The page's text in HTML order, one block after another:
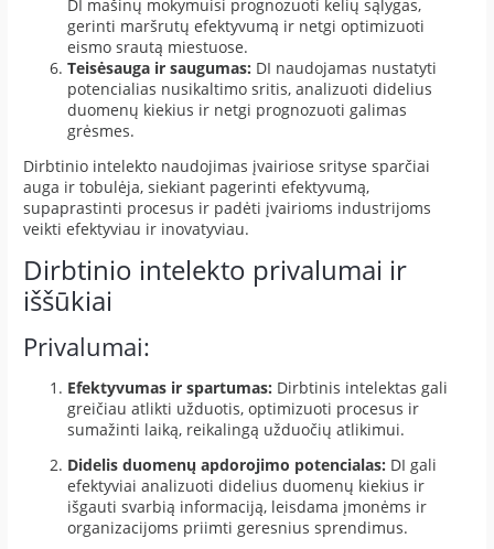
DI mašinų mokymuisi prognozuoti kelių sąlygas,
gerinti maršrutų efektyvumą ir netgi optimizuoti
eismo srautą miestuose.
Teisėsauga ir saugumas: DI naudojamas nustatyti
potencialias nusikaltimo sritis, analizuoti didelius
duomenų kiekius ir netgi prognozuoti galimas
grėsmes.
Dirbtinio intelekto naudojimas įvairiose srityse sparčiai
auga ir tobulėja, siekiant pagerinti efektyvumą,
supaprastinti procesus ir padėti įvairioms industrijoms
veikti efektyviau ir inovatyviau.
Dirbtinio intelekto privalumai ir
iššūkiai
Privalumai:
Efektyvumas ir spartumas: Dirbtinis intelektas gali
greičiau atlikti užduotis, optimizuoti procesus ir
sumažinti laiką, reikalingą užduočių atlikimui.
Didelis duomenų apdorojimo potencialas: DI gali
efektyviai analizuoti didelius duomenų kiekius ir
išgauti svarbią informaciją, leisdama įmonėms ir
organizacijoms priimti geresnius sprendimus.